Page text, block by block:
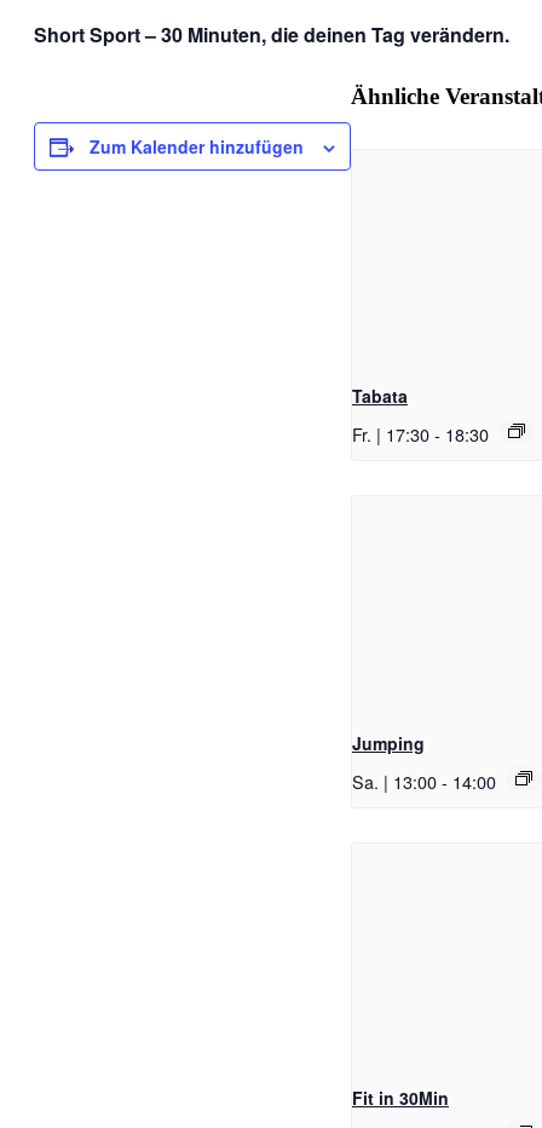
Short Sport – 30 Minuten, die deinen Tag verändern.
Zum Kalender hinzufügen
Ähnliche
Tabata
Fr. | 17:30- 18:30
Jumping
Sa. | 13:00- 14:00
Fit in 30Min